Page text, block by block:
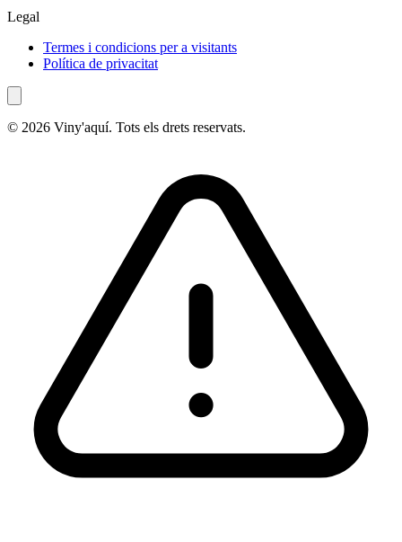
Legal
Termes i condicions per a visitants
Política de privacitat
© 2026 Viny'aquí. Tots els drets reservats.